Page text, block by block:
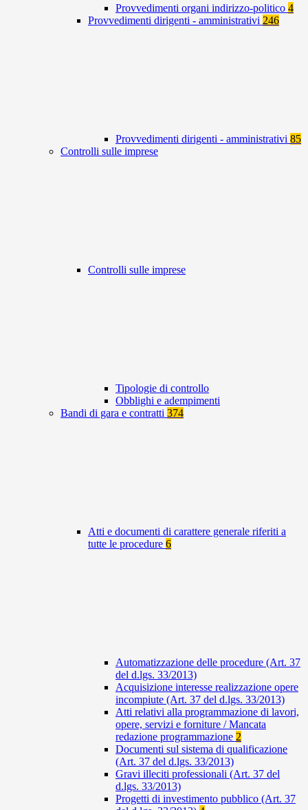
Provvedimenti organi indirizzo-politico 4
Provvedimenti dirigenti - amministrativi 246
Provvedimenti dirigenti - amministrativi 85
Controlli sulle imprese
Controlli sulle imprese
Tipologie di controllo
Obblighi e adempimenti
Bandi di gara e contratti 374
Atti e documenti di carattere generale riferiti a
tutte le procedure 6
Automatizzazione delle procedure (Art. 37
del d.lgs. 33/2013)
Acquisizione interesse realizzazione opere
incompiute (Art. 37 del d.lgs. 33/2013)
Atti relativi alla programmazione di lavori,
opere, servizi e forniture / Mancata
redazione programmazione 2
Documenti sul sistema di qualificazione
(Art. 37 del d.lgs. 33/2013)
Gravi illeciti professionali (Art. 37 del
d.lgs. 33/2013)
Progetti di investimento pubblico (Art. 37